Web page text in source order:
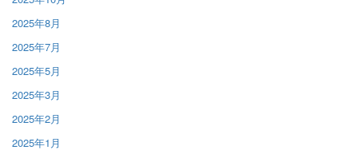
2025年8月
2025年7月
2025年5月
2025年3月
2025年2月
2025年1月